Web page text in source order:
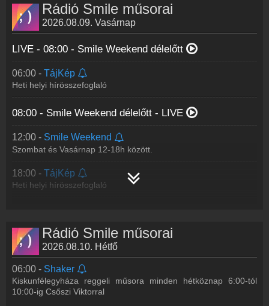
Rádió Smile műsorai
2026.08.09. Vasárnap
LIVE - 08:00 - Smile Weekend délelőtt
06:00 - TájKép
Heti helyi hírösszefoglaló
08:00 - Smile Weekend délelőtt - LIVE
12:00 - Smile Weekend
Szombat és Vasárnap 12-18h között.
18:00 - TájKép
Heti helyi hírösszefoglaló
Rádió Smile műsorai
2026.08.10. Hétfő
06:00 - Shaker
Kiskunfélegyháza reggeli műsora minden hétköznap 6:00-tól
10:00-ig Csőszi Viktorral